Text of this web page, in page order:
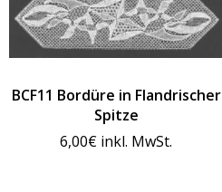
BCF11 Bordüre in Flandrischer
Spitze
6,00€ inkl. MwSt.